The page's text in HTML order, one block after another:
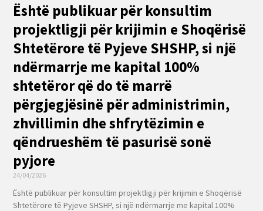
Është publikuar për konsultim
projektligji për krijimin e Shoqërisë
Shtetërore të Pyjeve SHSHP, si një
ndërmarrje me kapital 100%
shtetëror që do të marrë
përgjegjësinë për administrimin,
zhvillimin dhe shfrytëzimin e
qëndrueshëm të pasurisë sonë
pyjore
24/04/2026
Është publikuar për konsultim projektligji për krijimin e Shoqërisë
Shtetërore të Pyjeve SHSHP, si një ndërmarrje me kapital 100%